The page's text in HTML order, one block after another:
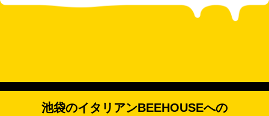
池袋のイタリアンBEEHOUSEへの